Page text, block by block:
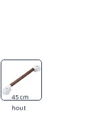
45 cm
hout